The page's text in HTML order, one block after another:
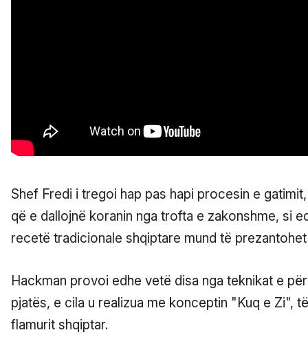
Shef Fredi i tregoi hap pas hapi procesin e
që e dallojnë koranin nga trofta e zakonshme, si
recetë tradicionale shqiptare mund të
Hackman provoi edhe vetë disa nga teknikat e
pjatës, e cila u realizua me konceptin "Kuq e Zi",
flamurit shqiptar.